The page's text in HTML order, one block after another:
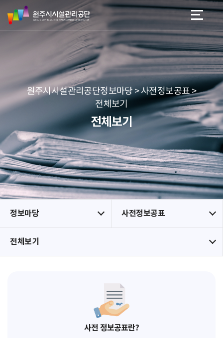
네
본문 바로가기
메뉴 바로가기
원
주
시
리
공
단
원주시시설관리공단정보마당 > 사전정보공표 >
전체보기
전체보기
정보마당 사전정보공표
전체보기
사전 정보공표란?